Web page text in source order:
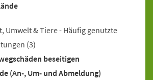
Umwelt & Tiere - Häufig genutzte
(3)
beseitigen
(An-, Um- und Abmeldung)